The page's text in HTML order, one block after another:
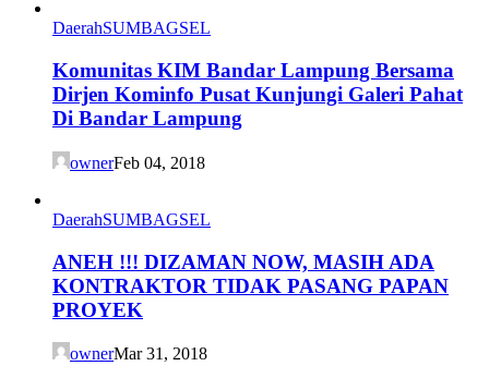
DaerahSUMBAGSEL
Komunitas KIM Bandar Lampung Bersama
Dirjen Kominfo Pusat Kunjungi Galeri Pahat
Di Bandar Lampung
ownerFeb 04, 2018
DaerahSUMBAGSEL
ANEH !!! DIZAMAN NOW, MASIH ADA
KONTRAKTOR TIDAK PASANG PAPAN
PROYEK
ownerMar 31, 2018